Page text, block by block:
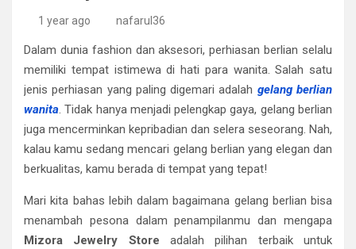
1 year ago nafarul36
Dalam dunia fashion dan aksesori, perhiasan berlian selalu
memiliki tempat istimewa di hati para wanita. Salah satu
jenis perhiasan yang paling digemari adalah gelang berlian
wanita. Tidak hanya menjadi pelengkap gaya, gelang berlian
juga mencerminkan kepribadian dan selera seseorang. Nah,
kalau kamu sedang mencari gelang berlian yang elegan dan
berkualitas, kamu berada di tempat yang tepat!
Mari kita bahas lebih dalam bagaimana gelang berlian bisa
menambah pesona dalam penampilanmu dan mengapa
Mizora Jewelry Store adalah pilihan terbaik untuk